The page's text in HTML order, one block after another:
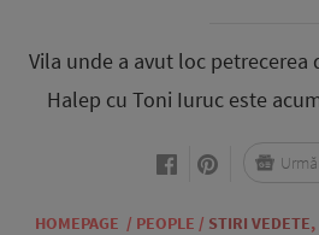
Vila unde a avut loc petrecerea
Halep cu Toni Iuruc este
HOMEPAGE / PEOPLE / STIRI VEDETE,